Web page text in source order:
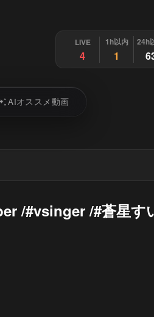
LIVE
4
1h以内
1
24h
AIオススメ動画
/#vsinger /#蒼星す